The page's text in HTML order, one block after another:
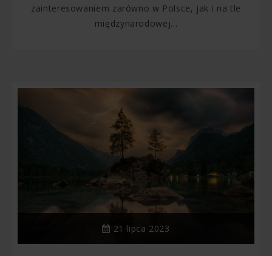
zainteresowaniem zarówno w Polsce, jak i na tle
międzynarodowej...
21 lipca 2023